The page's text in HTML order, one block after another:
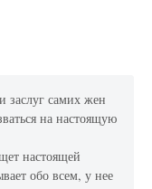
заслуг самих жен
на настоящую
настоящей
обо всем, у нее